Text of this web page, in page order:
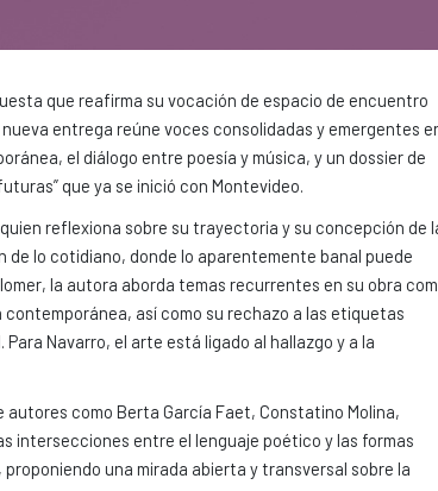
que reafirma su vocación de espacio de encuentro
entrega reúne voces consolidadas y emergentes
el diálogo entre poesía y música, y un dossier de
que ya se inició con Montevideo.
reflexiona sobre su trayectoria y su concepción de
lo cotidiano, donde lo aparentemente banal puede
la autora aborda temas recurrentes en su obra
así como su rechazo a las etiquetas
Navarro, el arte está ligado al hallazgo y a la
autores como Berta García Faet, Constatino Molina,
intersecciones entre el lenguaje poético y las formas
una mirada abierta y transversal sobre la